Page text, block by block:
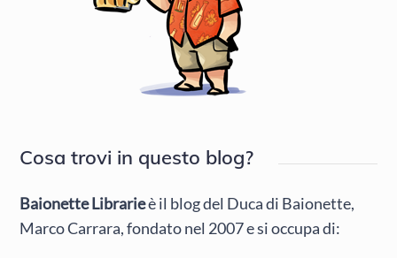
Cosa trovi in questo blog?
Baionette Librarieè il blog del Duca di Baionette,
Marco Carrara, fondato nel 2007 e si occupa di: